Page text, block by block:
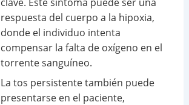
respuesta del cuerpo a la hipoxia,
donde el individuo intenta
compensar la falta de oxígeno en el
torrente sanguíneo.
La tos persistente también puede
presentarse en el paciente,